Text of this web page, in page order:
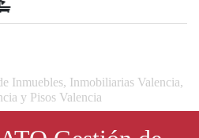
Inmuebles, Inmobiliarias Valencia,
y Pisos Valencia